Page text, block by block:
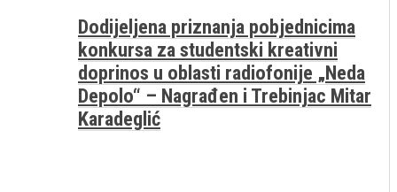
Dodijeljena priznanja pobjednicima
konkursa za studentski kreativni
doprinos u oblasti radiofonije „Neda
Depolo“ – Nagrađen i Trebinjac Mitar
Karadeglić